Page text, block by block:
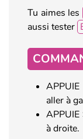
Tu aimes les
aussi tester
aller à
à droite.